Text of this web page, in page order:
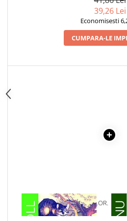
39,26 Lei
Economisesti
CUMPARA-LE
1 x ALICE IN TARA MINUNILOR.
LEWIS CARROLL